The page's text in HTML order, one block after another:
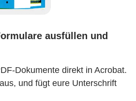
ausfüllen und
Dokumente direkt in Acrobat.
und fügt eure Unterschrift